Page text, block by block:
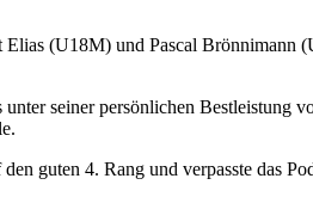
(U18M) und Pascal
seiner persönlichen Bestleistung
guten 4. Rang und verpasste das